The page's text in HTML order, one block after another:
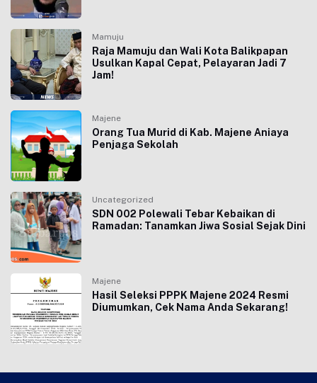
Mamuju
Raja Mamuju dan Wali Kota Balikpapan
Usulkan Kapal Cepat, Pelayaran Jadi 7
Jam!
Majene
Orang Tua Murid di Kab. Majene Aniaya
Penjaga Sekolah
Uncategorized
SDN 002 Polewali Tebar Kebaikan di
Ramadan: Tanamkan Jiwa Sosial Sejak Dini
Majene
Hasil Seleksi PPPK Majene 2024 Resmi
Diumumkan, Cek Nama Anda Sekarang!